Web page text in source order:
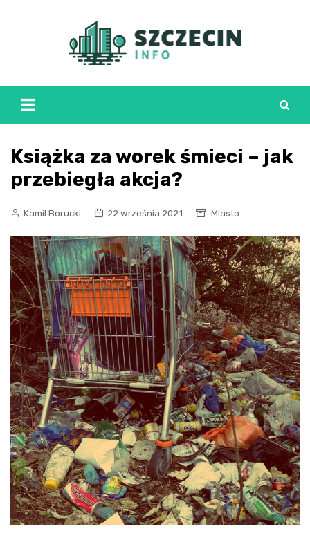
Książka za worek śmieci – jak
przebiegła akcja?
Kamil Borucki 22 września 2021 Miasto